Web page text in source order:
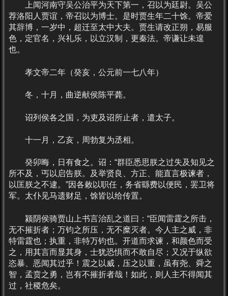
上闻河南守吴公治平为天下第一，召以为廷尉。吴公
荐洛阳人贾谊，帝召以为博士。是时贾生年二十馀。帝爱
其辞博，一岁中，超迁至太中大夫。贾生请改正朔，易服
色，定官名，兴礼乐，以立汉制，更秦法。帝谦让未遑
也。
孝文帝二年（癸亥，公元前一七八年）
冬，十月，曲逆献侯陈平薨。
诏列侯各之国，为吏及诏所止者，遣太子。
十一月，乙亥，周勃复为丞相。
癸卯晦，日有食之。诏：“群臣悉思朕之过失及知见之
所不及，丐以启告朕。及举贤良、方正、能直言极谏者，
以匡朕之不逮。”因各敕以职任，务省繇费以便民，罢卫将
军。太仆见马遗财足，馀皆以给传置。
颍阴侯骑贾山上书言治乱之道曰：“臣闻雷霆之所击，
无不摧折者；万钧之所压，无不糜灭者。今人主之威，非
特雷霆也；执重，非特万钧也。开道而求谏，和颜色而受
之，用其言而显其身，士犹恐惧而不敢自尽；又况于纵欲
恣暴、恶闻其过乎！震之以威，压之以重，虽有尧、舜之
智，孟贲之勇，岂有不摧折者哉！如此，则人主不得闻其
过，社稷危矣。